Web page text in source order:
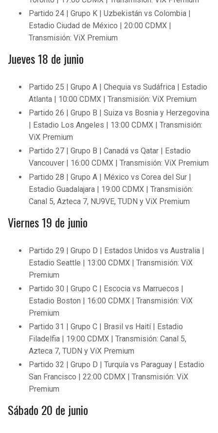
Partido 24 | Grupo K | Uzbekistán vs Colombia |
Estadio Ciudad de México | 20:00 CDMX |
Transmisión: ViX Premium
Jueves 18 de junio
Partido 25 | Grupo A | Chequia vs Sudáfrica | Estadio
Atlanta | 10:00 CDMX | Transmisión: ViX Premium
Partido 26 | Grupo B | Suiza vs Bosnia y Herzegovina
| Estadio Los Angeles | 13:00 CDMX | Transmisión:
ViX Premium
Partido 27 | Grupo B | Canadá vs Qatar | Estadio
Vancouver | 16:00 CDMX | Transmisión: ViX Premium
Partido 28 | Grupo A | México vs Corea del Sur |
Estadio Guadalajara | 19:00 CDMX | Transmisión:
Canal 5, Azteca 7, NU9VE, TUDN y ViX Premium
Viernes 19 de junio
Partido 29 | Grupo D | Estados Unidos vs Australia |
Estadio Seattle | 13:00 CDMX | Transmisión: ViX
Premium
Partido 30 | Grupo C | Escocia vs Marruecos |
Estadio Boston | 16:00 CDMX | Transmisión: ViX
Premium
Partido 31 | Grupo C | Brasil vs Haití | Estadio
Filadelfia | 19:00 CDMX | Transmisión: Canal 5,
Azteca 7, TUDN y ViX Premium
Partido 32 | Grupo D | Turquía vs Paraguay | Estadio
San Francisco | 22:00 CDMX | Transmisión: ViX
Premium
Sábado 20 de junio